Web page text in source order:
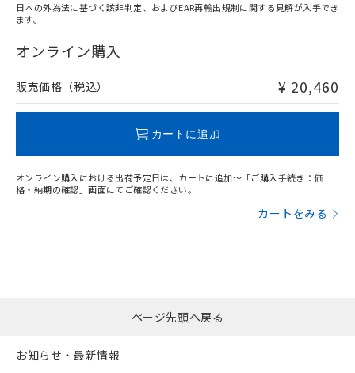
在庫等で未対応品が混在する可能性があります。
問い合わせください。
日本の外為法に基づく該非判定、およびEAR再輸出規制に関する見解が入手でき
ます。
オンライン購入
販売価格（税込） ¥ 20,460
カートに追加
オンライン購入における出荷予定日は、カートに追加～「ご購入手続き：価
格・納期の確認」画面にてご確認ください。
カートをみる
ページ先頭へ戻る
お知らせ・最新情報